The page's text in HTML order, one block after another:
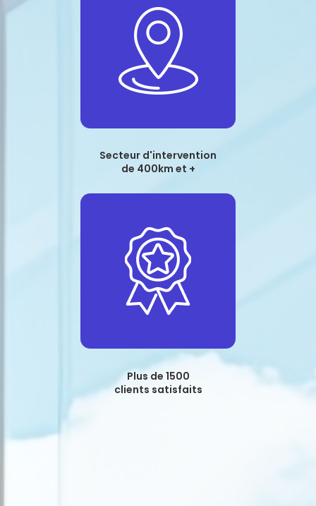
Secteur d'intervention
de 400km et +
Plus de 1500
clients satisfaits